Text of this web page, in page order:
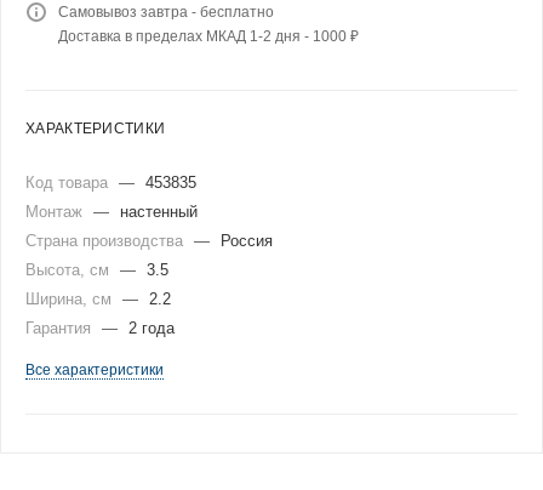
Самовывоз завтра - бесплатно
Доставка в пределах МКАД 1-2 дня - 1000 ₽
ХАРАКТЕРИСТИКИ
Код товара — 453835
Монтаж —
настенный
Страна производства —
Россия
Высота, см
— 3.5
Ширина, см
— 2.2
Гарантия
— 2 года
Все характеристики